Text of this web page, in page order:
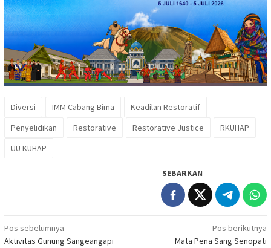
Diversi IMM Cabang Bima
Keadilan Restoratif
Penyelidikan
Restorative Restorative Justice
RKUHAP
UU KUHAP
SEBARKAN
Navigasi
Pos sebelumnya
Aktivitas Gunung Sangeangapi
Pos berikutnya
Mata Pena Sang Senopati